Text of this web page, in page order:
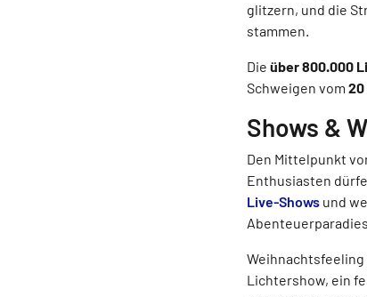
glitzern, und die
stammen.
Die über 800.000
Schweigen vom 20
Shows &
Den Mittelpunkt
Enthusiasten
Live-Shows und
Lichtershow, ein